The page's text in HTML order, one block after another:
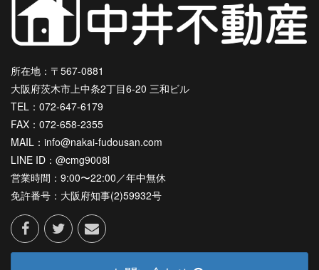
所在地：〒567-0881
大阪府茨木市上中条2丁目6-20 三和ビル
TEL：072-647-6179
FAX：072-658-2355
MAIL：info@nakai-fudousan.com
LINE ID：@cmg9008l
営業時間：9:00〜22:00／年中無休
免許番号：大阪府知事(2)59932号